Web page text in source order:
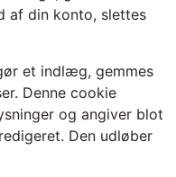
af din konto, slettes
et indlæg, gemmes
Denne cookie
og angiver blot
Den udløber